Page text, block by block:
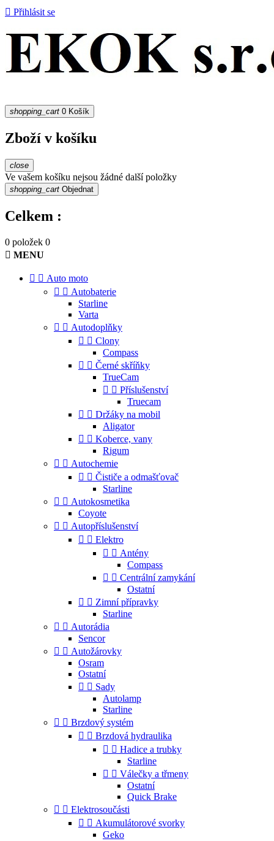
 Přihlásit se
shopping_cart 0 Košík
Zboží v košíku
close
Ve vašem košíku nejsou žádné další položky
shopping_cart Objednat
Celkem :
0 položek 0
 MENU
  Auto moto
  Autobaterie
Starline
Varta
  Autodoplňky
  Clony
Compass
  Černé skříňky
TrueCam
  Příslušenství
Truecam
  Držáky na mobil
Aligator
  Koberce, vany
Rigum
  Autochemie
  Čističe a odmašťovač
Starline
  Autokosmetika
Coyote
  Autopříslušenství
  Elektro
  Antény
Compass
  Centrální zamykání
Ostatní
  Zimní přípravky
Starline
  Autorádia
Sencor
  Autožárovky
Osram
Ostatní
  Sady
Autolamp
Starline
  Brzdový systém
  Brzdová hydraulika
  Hadice a trubky
Starline
  Válečky a třmeny
Ostatní
Quick Brake
  Elektrosoučásti
  Akumulátorové svorky
Geko